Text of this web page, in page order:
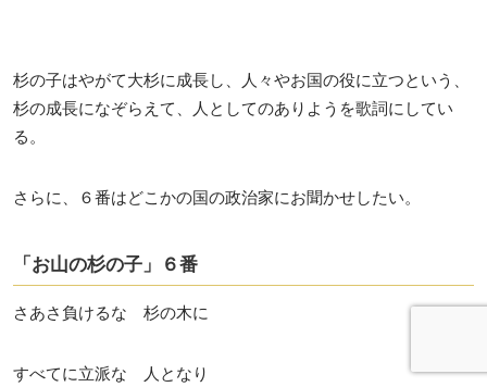
杉の子はやがて大杉に成長し、人々やお国の役に立つという、
杉の成長になぞらえて、人としてのありようを歌詞にしてい
る。
さらに、６番はどこかの国の政治家にお聞かせしたい。
「お山の杉の子」６番
さあさ負けるな 杉の木に
すべてに立派な 人となり